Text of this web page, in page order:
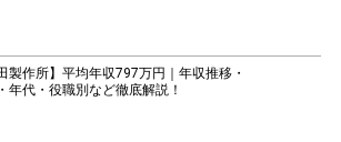
製作所】平均年収797万円｜年収推移・
年代・役職別など徹底解説！